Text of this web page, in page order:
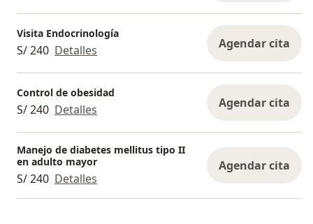
Visita Endocrinología
S/ 240 Detalles Agendar cita
Control de obesidad
S/ 240 Detalles Agendar cita
Manejo de diabetes mellitus tipo II
en adulto mayor
S/ 240 Detalles
Agendar cita